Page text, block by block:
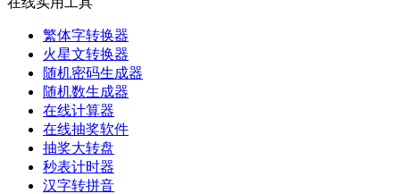
繁体字转换器
火星文转换器
随机密码生成器
随机数生成器
在线计算器
在线抽奖软件
抽奖大转盘
秒表计时器
汉字转拼音